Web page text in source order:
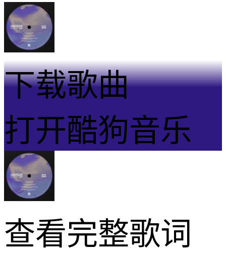
下载歌曲
打开酷狗音乐
查看完整歌词